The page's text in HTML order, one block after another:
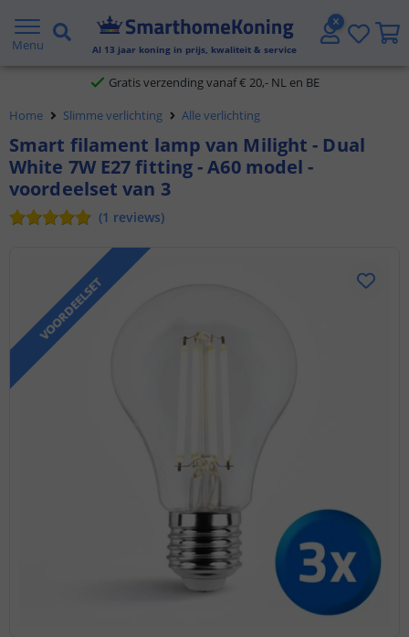
Menu Al 13 jaar koning in prijs, kwaliteit & service
2 jaar garantie
Gratis verzending vanaf € 20,- NL en BE
Klantbeoordeling 9.1
Voor 23:45 uur besteld,morgen in huis
Home Slimme verlichting Alle verlichting
Smart filament lamp van Milight - Dual
White 7W E27 fitting - A60 model -
voordeelset van 3
(1 reviews)
VOORDEELSET